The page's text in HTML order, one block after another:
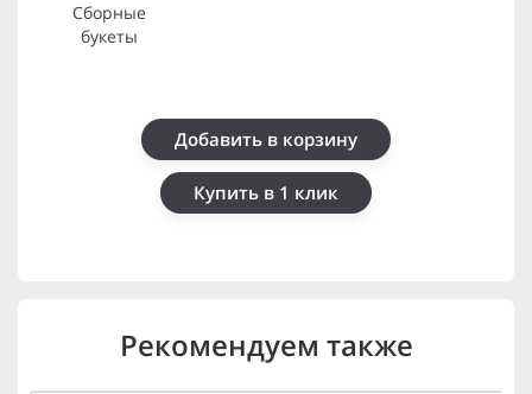
Сборные
букеты
Добавить в корзину
Купить в 1 клик
Рекомендуем также